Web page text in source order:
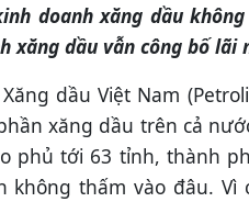
doanh xăng dầu
xăng dầu vẫn công bố lãi
dầu Việt Nam
xăng dầu trên cả
phủ tới 63 tỉnh, thành
không thấm vào đâu. Vì